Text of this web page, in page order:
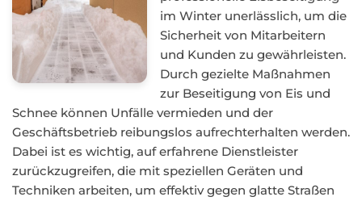
im Winter unerlässlich, um die
Sicherheit von Mitarbeitern
und Kunden zu gewährleisten.
Durch gezielte Maßnahmen
zur Beseitigung von Eis und
Schnee können Unfälle vermieden und der
Geschäftsbetrieb reibungslos aufrechterhalten werden.
Dabei ist es wichtig, auf erfahrene Dienstleister
zurückzugreifen, die mit speziellen Geräten und
Techniken arbeiten, um effektiv gegen glatte Straßen